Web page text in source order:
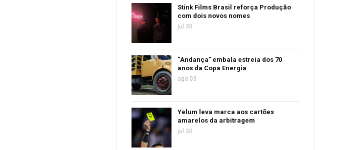
Stink Films Brasil reforça Produção
com dois novos nomes
jul 30
“Andança” embala estreia dos 70
anos da Copa Energia
ago 03
Yelum leva marca aos cartões
amarelos da arbitragem
jul 30